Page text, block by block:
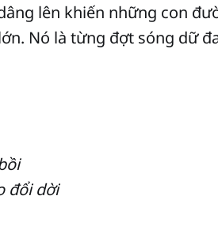
lên khiến những con
Nó là từng đợt sóng dữ
đổi dời